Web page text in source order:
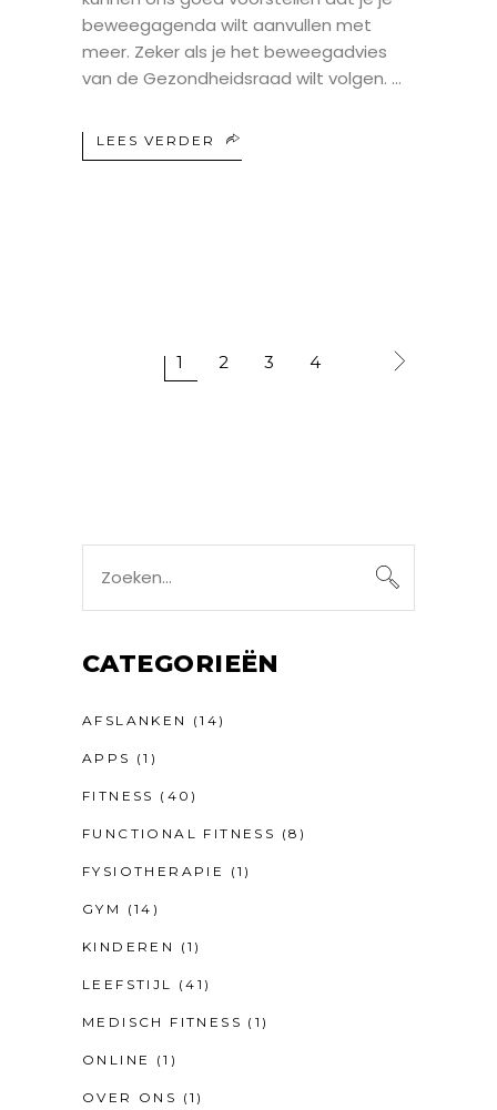
beweegagenda wilt aanvullen met
meer. Zeker als je het beweegadvies
van de Gezondheidsraad wilt volgen.
LEES VERDER
1 2 3 4
for:
CATEGORIEËN
AFSLANKEN (14)
APPS (1)
FITNESS (40)
FUNCTIONAL FITNESS (8)
FYSIOTHERAPIE (1)
GYM (14)
KINDEREN (1)
LEEFSTIJL (41)
MEDISCH FITNESS (1)
ONLINE (1)
OVER ONS (1)